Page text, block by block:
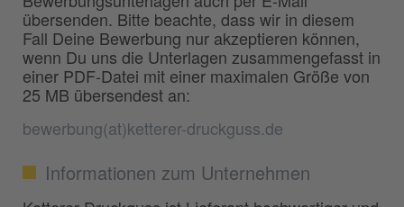
übersenden. Bitte beachte, dass wir in diesem
Fall Deine Bewerbung nur akzeptieren können,
wenn Du uns die Unterlagen zusammengefasst in
einer PDF-Datei mit einer maximalen Größe von
25 MB übersendest an:
bewerbung(at)ketterer-druckguss.de
Informationen zum Unternehmen